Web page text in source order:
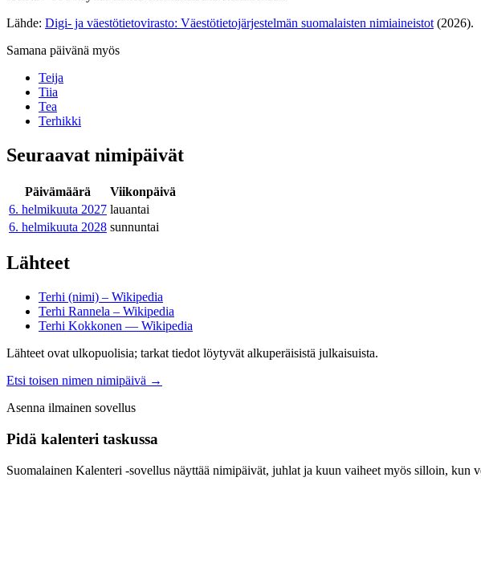
Lähde: Digi- ja väestötietovirasto: Väestötietojärjestelmän suomalaisten nimiaineistot (2026).
Samana päivänä myös
Teija
Tiia
Tea
Terhikki
Seuraavat nimipäivät
Päivämäärä
Viikonpäivä
6. helmikuuta 2027 lauantai
6. helmikuuta 2028 sunnuntai
Lähteet
Terhi (nimi) – Wikipedia
Terhi Rannela – Wikipedia
Terhi Kokkonen — Wikipedia
Lähteet ovat ulkopuolisia; tarkat tiedot löytyvät alkuperäisistä julkaisuista.
Etsi toisen nimen nimipäivä →
Asenna ilmainen sovellus
Pidä kalenteri taskussa
Suomalainen Kalenteri ‑sovellus näyttää nimipäivät, juhlat ja kuun vaiheet myös silloin, kun